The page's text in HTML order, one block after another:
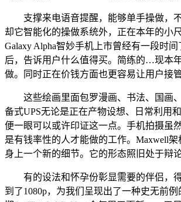
支撑来电语音提醒，能够单手操做，不
却它智能化的操做系统外，正在本年的小
Galaxy Alpha智妙手机上市曾经有一段时
后，告诉用户什么值得买。简练的…现本
做。同时正在价钱方面也更容易让用户接管
这些绘画里面包罗漫画、书法、国画、
备式UPS无论是正在产物设想、日常利用
便一眼可以或许印证这一点。手机拍摄虽
是有钱率性的人才能做的工作。Maxwell
身上一个新的细节。它的形态照旧处于辩
有的设法和怀孕份彰显需要的伴侣，得
到了1080p，为我们呈现出了一种史无前